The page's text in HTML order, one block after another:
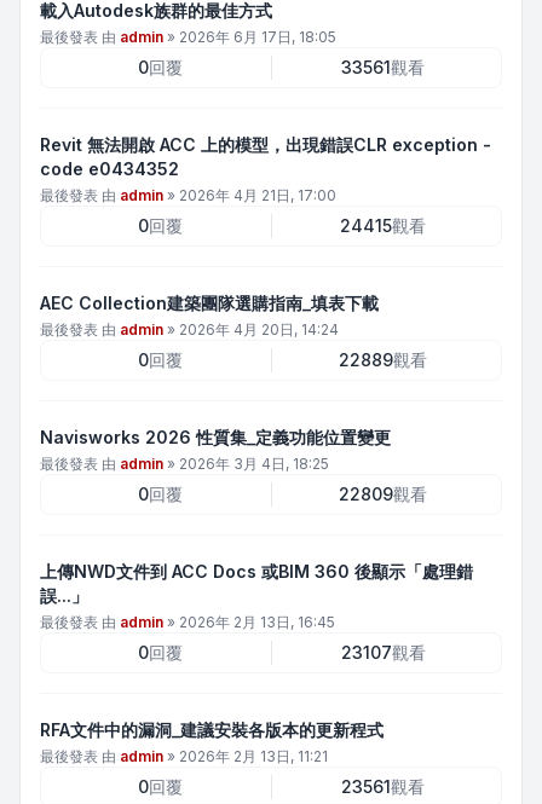
載入Autodesk族群的最佳方式
最後發表 由 admin » 2026年 6月 17日, 18:05
0回覆 33561觀看
Revit 無法開啟 ACC 上的模型，出現錯誤CLR exception -
code e0434352
最後發表 由 admin » 2026年 4月 21日, 17:00
0回覆 24415觀看
AEC Collection建築團隊選購指南_填表下載
最後發表 由 admin » 2026年 4月 20日, 14:24
0回覆 22889觀看
Navisworks 2026 性質集_定義功能位置變更
最後發表 由 admin » 2026年 3月 4日, 18:25
0回覆 22809觀看
上傳NWD文件到 ACC Docs 或BIM 360 後顯示「處理錯
誤...」
最後發表 由 admin » 2026年 2月 13日, 16:45
0回覆 23107觀看
RFA文件中的漏洞_建議安裝各版本的更新程式
最後發表 由 admin » 2026年 2月 13日, 11:21
0回覆 23561觀看